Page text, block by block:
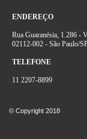
ENDEREÇO
Rua Guaranésia, 1.286 -
02112-002 - São Paulo/
TELEFONE
11 2207-8899
© Copyright 2018